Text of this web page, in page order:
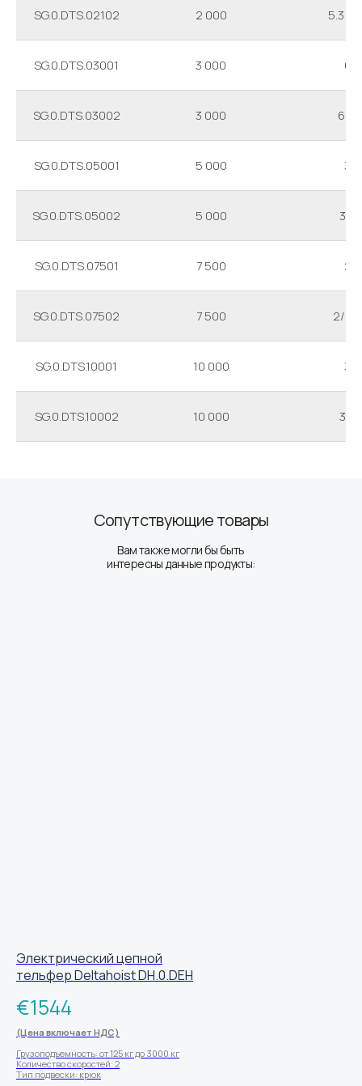
SG.0.DTS.02102 2 000 5.3 /
SG.0.DTS.03001 3 000 6
SG.0.DTS.03002 3 000 6/2
SG.0.DTS.05001 5 000 3
SG.0.DTS.05002 5 000 3/1
SG.0.DTS.07501 7 500 2
SG.0.DTS.07502 7 500 2/0.6
SG.0.DTS.10001 10 000 3
SG.0.DTS.10002 10 000 3/1
Вам также могли бы быть
интересны данные продукты:
Сопутствующие товары
Электрический цепной
тельфер Deltahoist DH.0.DEH
€1544
(Цена включает НДС)
Грузоподъемность: от 125 кг до 3000 кг
Количество скоростей: 2
Тип подвески: крюк